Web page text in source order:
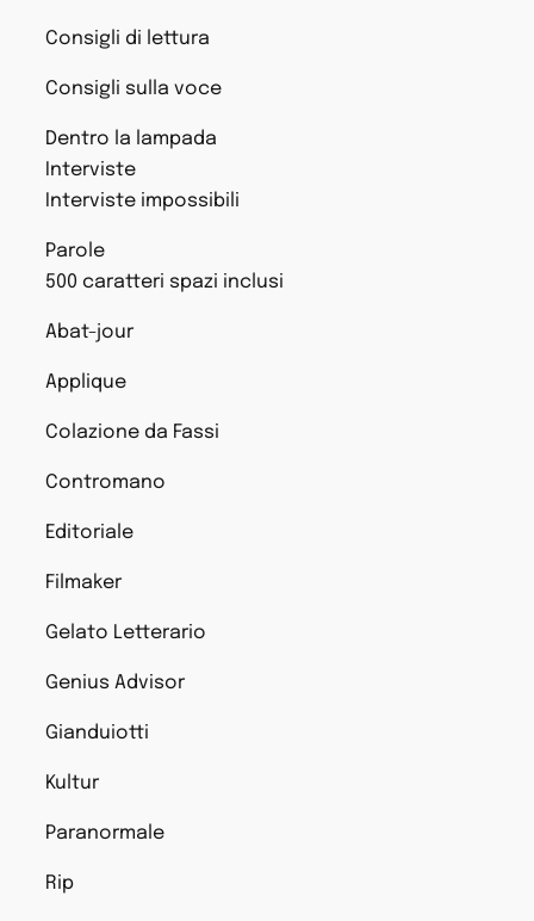
Consigli di lettura
Consigli sulla voce
Dentro la lampada
Interviste
Interviste impossibili
Parole
500 caratteri spazi inclusi
Abat-jour
Applique
Colazione da Fassi
Contromano
Editoriale
Filmaker
Gelato Letterario
Genius Advisor
Gianduiotti
Kultur
Paranormale
Rip